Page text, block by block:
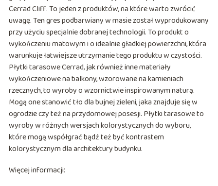
Cerrad Cliff. To jeden z produktów, na które warto zwrócić
uwagę. Ten gres podbarwiany w masie został wyprodukowany
przy użyciu specjalnie dobranej technologii. To produkt o
wykończeniu matowym i o idealnie gładkiej powierzchni, która
warunkuje łatwiejsze utrzymanie tego produktu w czystości.
Płytki tarasowe Cerrad, jak również inne materiały
wykończeniowe na balkony, wzorowane na kamieniach
rzecznych, to wyroby o wzornictwie inspirowanym naturą.
Mogą one stanowić tło dla bujnej zieleni, jaka znajduje się w
ogrodzie czy też na przydomowej posesji. Płytki tarasowe to
wyroby w różnych wersjach kolorystycznych do wyboru,
które mogą współgrać bądź też być kontrastem
kolorystycznym dla architektury budynku.
Więcej informacji: